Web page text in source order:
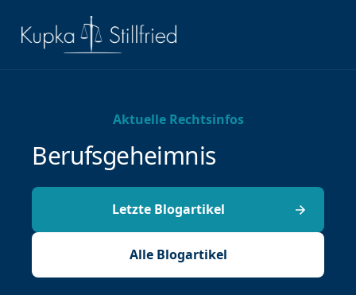
Aktuelle Rechtsinfos
Berufsgeheimnis
Letzte Blogartikel
Alle Blogartikel